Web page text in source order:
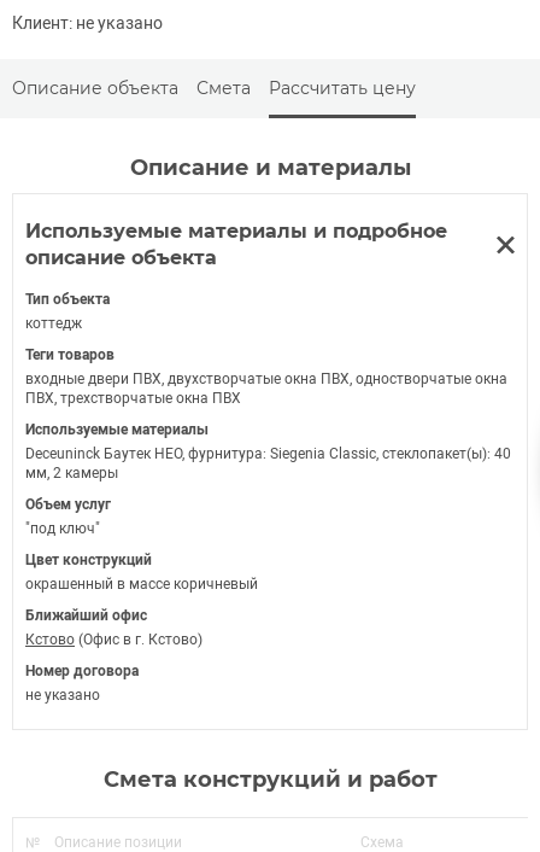
Клиент: не указано
Описание объекта Смета Рассчитать цену
Описание и материалы
Используемые материалы и подробное
описание объекта
Тип объекта
коттедж
Теги товаров
входные двери ПВХ, двухстворчатые окна ПВХ, одностворчатые окна
ПВХ, трехстворчатые окна ПВХ
Используемые материалы
Deceuninck Баутек НЕО, фурнитура: Siegenia Classic, стеклопакет(ы): 40
мм, 2 камеры
Объем услуг
"под ключ"
Цвет конструкций
окрашенный в массе коричневый
Ближайший офис
Кстово (Офис в г. Кстово)
Номер договора
не указано
Смета конструкций и работ
№ Описание позиции Схема